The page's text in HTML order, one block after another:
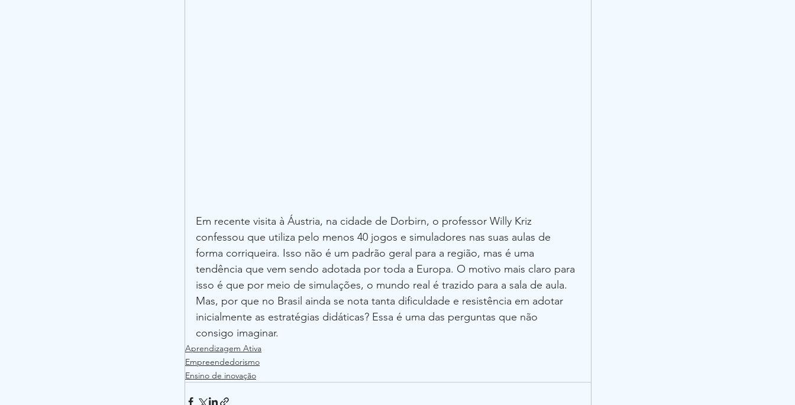
Em recente visita à Áustria, na cidade de Dorbirn, o professor Willy Kriz
confessou que utiliza pelo menos 40 jogos e simuladores nas suas aulas de
forma corriqueira. Isso não é um padrão geral para a região, mas é uma
tendência que vem sendo adotada por toda a Europa. O motivo mais claro para
isso é que por meio de simulações, o mundo real é trazido para a sala de aula.
Mas, por que no Brasil ainda se nota tanta dificuldade e resistência em adotar
inicialmente as estratégias didáticas? Essa é uma das perguntas que não
consigo imaginar.
Aprendizagem Ativa
Empreendedorismo
Ensino de inovação